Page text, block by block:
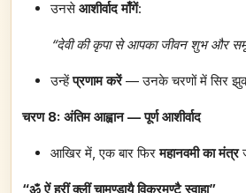
उनसेआशीर्वाद माँगें:
“देवी की कृपा से आपका जीवन शुभ और
उन्हेंप्रणाम करें— उनके चरणों में सिर
चरण 8: अंतिम आह्वान — पूर्ण आशीर्वाद
आखिर में, एक बार फिरमहानवमी का मंत्र
“ॐ ऐं ह्रीं क्लीं चामुण्डायै विक्रमण्टै स्वाहा”